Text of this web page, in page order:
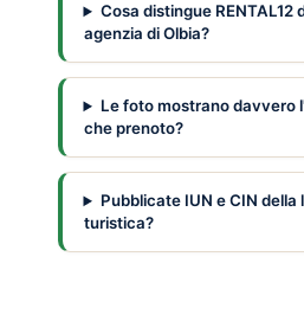
Cosa distingue RENTAL12
agenzia di Olbia?
Le foto mostrano davvero
che prenoto?
Pubblicate IUN e CIN della
turistica?